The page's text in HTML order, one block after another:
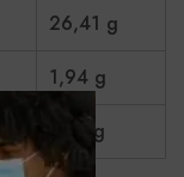
26,41 g
1,94 g
3,12 g